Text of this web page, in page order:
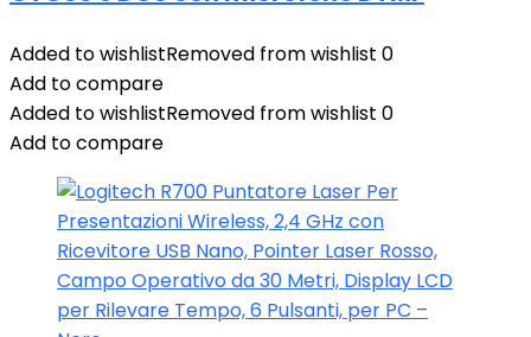
Added to wishlistRemoved from wishlist 0
Add to compare
Added to wishlistRemoved from wishlist 0
Add to compare